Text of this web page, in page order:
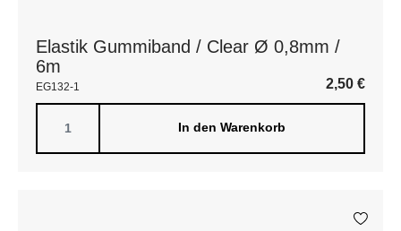
Elastik Gummiband / Clear Ø 0,8mm /
6m
EG132-1 2,50 €
In den Warenkorb